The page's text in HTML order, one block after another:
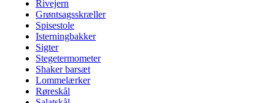
Rivejern
Grøntsagsskræller
Spisestole
Isterningbakker
Sigter
Stegetermometer
Shaker barsæt
Lommelærker
Røreskål